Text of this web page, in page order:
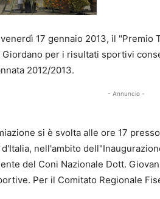
17 gennaio 2013, il "Premio
Giordano per i risultati sportivi
2012/2013.
- Annuncio -
si è svolta alle ore 17
nell'ambito
del Coni Nazionale Dott.
Per il Comitato Regionale